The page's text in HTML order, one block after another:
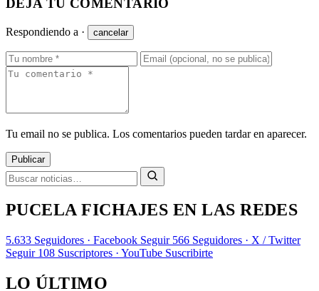
DEJA TU COMENTARIO
Respondiendo a · cancelar
Tu email no se publica. Los comentarios pueden tardar en aparecer.
Publicar
PUCELA FICHAJES EN LAS REDES
5.633 Seguidores · Facebook Seguir 566 Seguidores · X / Twitter
Seguir 108 Suscriptores · YouTube Suscribirte
LO ÚLTIMO